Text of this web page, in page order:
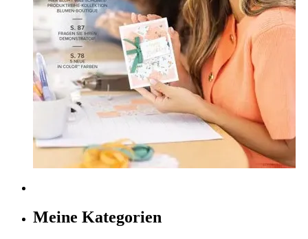
Meine Kategorien